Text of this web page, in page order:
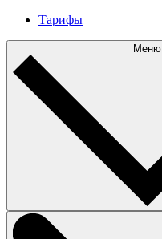
Тарифы
Меню